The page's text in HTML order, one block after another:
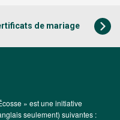
de mariage
» est une initiative
seulement) suivantes :